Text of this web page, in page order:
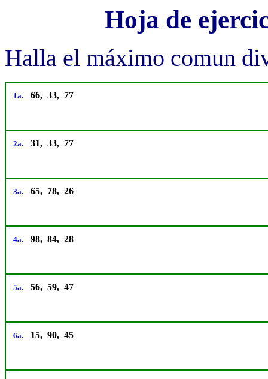
Hoja de
Halla el máximo comun
1a. 66, 33, 77
2a. 31, 33, 77
3a. 65, 78, 26
4a. 98, 84, 28
5a. 56, 59, 47
6a. 15, 90, 45